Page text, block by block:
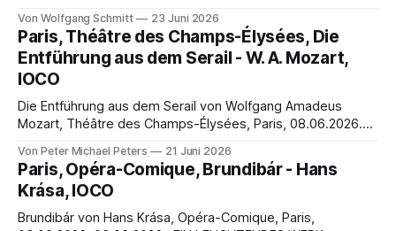
Von Wolfgang Schmitt 23 Juni 2026
Paris, Théâtre des Champs-Élysées, Die
Entführung aus dem Serail - W. A. Mozart,
IOCO
Die Entführung aus dem Serail von Wolfgang Amadeus
Mozart, Théâtre des Champs-Élysées, Paris, 08.06.2026.
O wie ängstlich, o wie feurig, Klopft mein liebevolles Herz!
Und des Wiedersehens Zähre, Lohnt der Trennung bangen
Schmerz. Schon zittr‘ ich und wanke. Schon
Von Peter Michael Peters 21 Juni 2026
Paris, Opéra-Comique, Brundibár - Hans
Krása, IOCO
Brundibár von Hans Krása, Opéra-Comique, Paris,